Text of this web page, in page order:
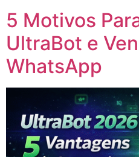
5 Motivos
UltraBot e
WhatsApp